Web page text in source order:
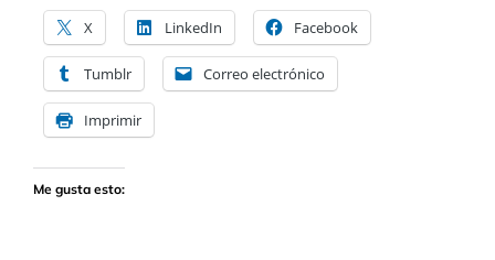
X LinkedIn Facebook
Tumblr Correo electrónico
Imprimir
Me gusta esto: